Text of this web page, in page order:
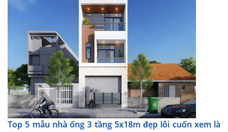
Top 5 mẫu nhà ống 3 tầng 5x18m đẹp lôi cuốn xem là